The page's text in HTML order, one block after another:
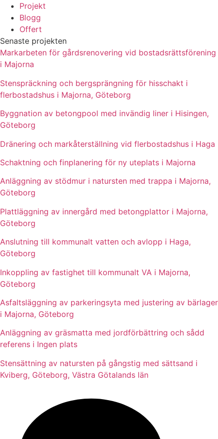
Projekt
Blogg
Offert
Senaste projekten
Markarbeten för gårdsrenovering vid bostadsrättsförening
i Majorna
Stenspräckning och bergsprängning för hisschakt i
flerbostadshus i Majorna, Göteborg
Byggnation av betongpool med invändig liner i Hisingen,
Göteborg
Dränering och markåterställning vid flerbostadshus i Haga
Schaktning och finplanering för ny uteplats i Majorna
Anläggning av stödmur i natursten med trappa i Majorna,
Göteborg
Plattläggning av innergård med betongplattor i Majorna,
Göteborg
Anslutning till kommunalt vatten och avlopp i Haga,
Göteborg
Inkoppling av fastighet till kommunalt VA i Majorna,
Göteborg
Asfaltsläggning av parkeringsyta med justering av bärlager
i Majorna, Göteborg
Anläggning av gräsmatta med jordförbättring och sådd
referens i Ingen plats
Stensättning av natursten på gångstig med sättsand i
Kviberg, Göteborg, Västra Götalands län